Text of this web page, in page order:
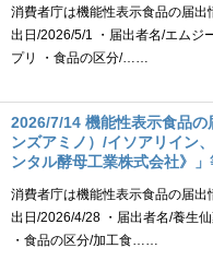
消費者庁は機能性表示食品の届
出日/2026/5/1 ・届出者名/エムジ
プリ ・食品の区分/……
2026/7/14 機能性表示食品
ンズアミノ）/イソアリイン
ンタル酵母工業株式会社》
消費者庁は機能性表示食品の届
出日/2026/4/28 ・届出者名/養生
・食品の区分/加工食……